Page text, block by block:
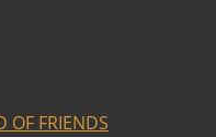
OF FRIENDS